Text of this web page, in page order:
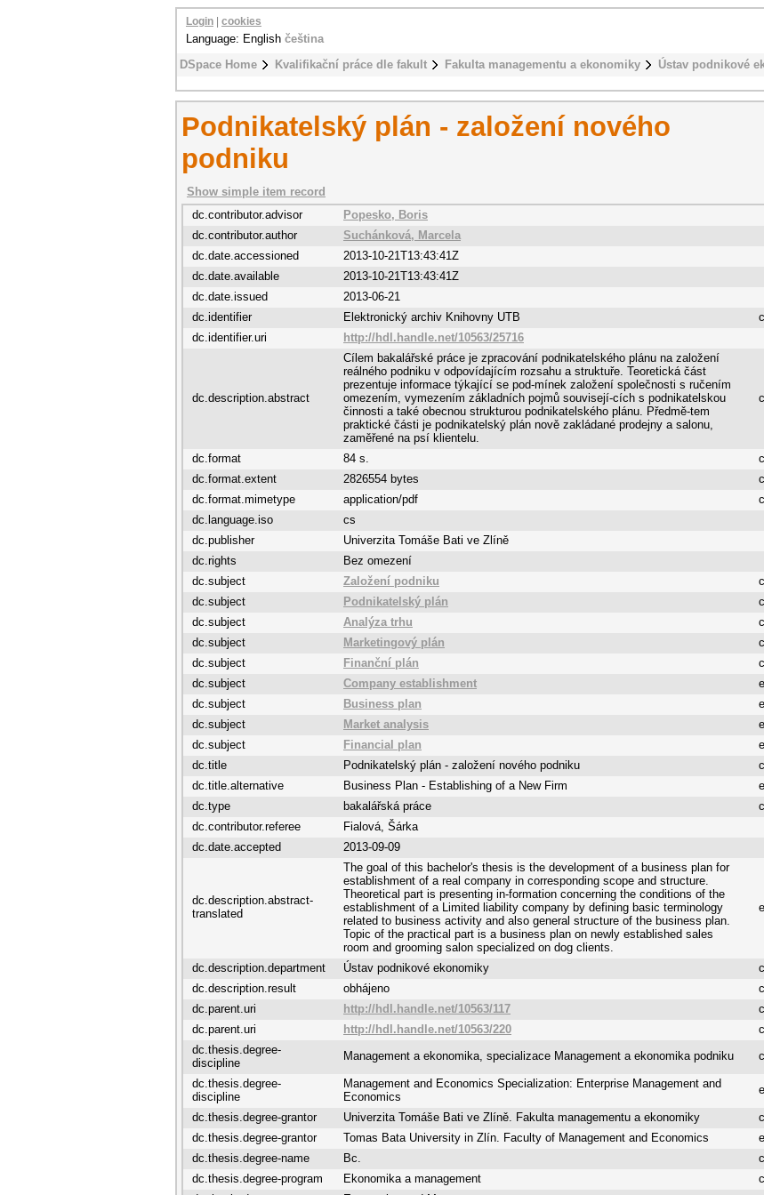
DSpace Home Kvalifikační práce dle fakult Fakulta managementu a ekonomiky Ústav podnikové
Login cookies
Language: English čeština
Podnikatelský plán - založení nového
podniku
Show simple item record
dc.contributor.advisor
Popesko, Boris
dc.contributor.author
Suchánková, Marcela
dc.date.accessioned
2013-10-21T13:43:41Z
dc.date.available
2013-10-21T13:43:41Z
dc.date.issued
2013-06-21
dc.identifier
Elektronický archiv Knihovny UTB
dc.identifier.uri
http://hdl.handle.net/10563/25716
dc.description.abstract
Cílem bakalářské práce je zpracování podnikatelského plánu na založení
reálného podniku v odpovídajícím rozsahu a struktuře. Teoretická část
prezentuje informace týkající se pod-mínek založení společnosti s ručením
omezením, vymezením základních pojmů souvisejí-cích s podnikatelskou
činnosti a také obecnou strukturou podnikatelského plánu. Předmě-tem
praktické části je podnikatelský plán nově zakládané prodejny a salonu,
zaměřené na psí klientelu.
dc.format 84 s.
dc.format.extent
2826554 bytes
dc.format.mimetype
application/pdf
dc.language.iso
cs
dc.publisher
Univerzita Tomáše Bati ve Zlíně
dc.rights
Bez omezení
dc.subject
Založení podniku
dc.subject
Podnikatelský plán
dc.subject
Analýza trhu
dc.subject
Marketingový plán
dc.subject
Finanční plán
dc.subject
Company establishment
dc.subject
Business plan
dc.subject
Market analysis
dc.subject
Financial plan
dc.title
Podnikatelský plán - založení nového podniku
dc.title.alternative
Business Plan - Establishing of a New Firm
dc.type
bakalářská práce
dc.contributor.referee
Fialová, Šárka
dc.date.accepted
2013-09-09
dc.description.abstract-
translated
The goal of this bachelor's thesis is the development of a business plan for
establishment of a real company in corresponding scope and structure.
Theoretical part is presenting in-formation concerning the conditions of the
establishment of a Limited liability company by defining basic terminology
related to business activity and also general structure of the business plan.
Topic of the practical part is a business plan on newly established sales
room and grooming salon specialized on dog clients.
dc.description.department Ústav podnikové ekonomiky
dc.description.result
obhájeno
dc.parent.uri
http://hdl.handle.net/10563/117
dc.parent.uri
http://hdl.handle.net/10563/220
dc.thesis.degree-
discipline
Management a ekonomika, specializace Management a ekonomika podniku
dc.thesis.degree-
discipline
Management and Economics Specialization: Enterprise Management and
Economics
dc.thesis.degree-grantor Univerzita Tomáše Bati ve Zlíně. Fakulta managementu a ekonomiky
dc.thesis.degree-grantor
Tomas Bata University in Zlín. Faculty of Management and Economics
dc.thesis.degree-name
Bc.
dc.thesis.degree-program
Ekonomika a management